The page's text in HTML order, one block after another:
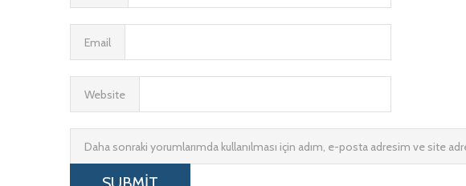
Email
Website
Daha sonraki yorumlarımda kullanılması için adım, e-posta adresim ve site